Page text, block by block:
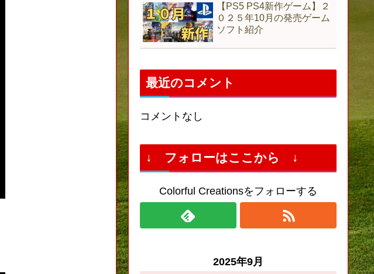
【PS5 PS4新作ゲーム】２
０２５年10月の発売ゲーム
ソフト紹介
最近のコメント
コメントなし
↓ フォローはここから ↓
Colorful Creationsをフォローする
2025年9月